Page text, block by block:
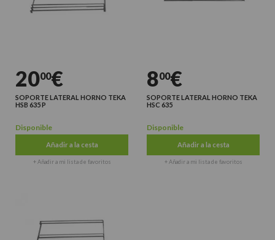
2000€
SOPORTE LATERAL HORNO TEKA
HSB 635 P
Disponible
Añadir a la cesta
+ Añadir a mi lista de favoritos
800€
SOPORTE LATERAL HORNO TEKA
HSC 635
Disponible
Añadir a la cesta
+ Añadir a mi lista de favoritos